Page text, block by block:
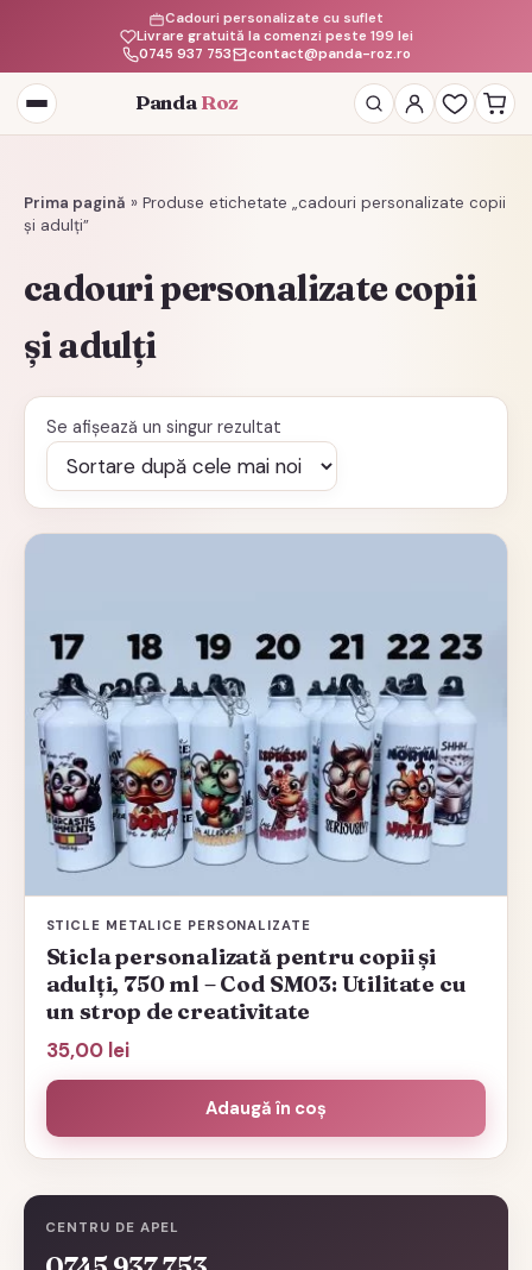
Livrare gratuită la comenzi peste 199 lei
Cadouri personalizate cu suflet
0745 937 753
contact@panda-roz.ro
Deschide
meniul
Panda Roz
Prima pagină » Produse etichetate „cadouri personalizate copii
și adulți”
CENTRU DE APEL
cadouri personalizate copii
și adulți
Se afișează un singur rezultat
STICLE METALICE PERSONALIZATE
Sticla personalizată pentru copii și
adulți, 750 ml – Cod SM03: Utilitate cu
un strop de creativitate
35,00 lei
Adaugă în coș
Acest
mai
multe
variații.
Opțiunile
pot
alese
pagina
produsului.